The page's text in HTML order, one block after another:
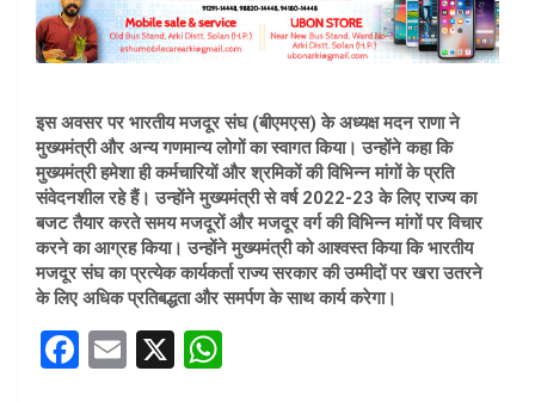
इस अवसर पर भारतीय मजदूर संघ (बीएमएस) के अध्यक्ष मदन राणा ने
मुख्यमंत्री और अन्य गणमान्य लोगों का स्वागत किया। उन्होंने कहा कि
मुख्यमंत्री हमेशा ही कर्मचारियों और श्रमिकों की विभिन्न मांगों के प्रति
संवेदनशील रहे हैं। उन्होंने मुख्यमंत्री से वर्ष 2022-23 के लिए राज्य का
बजट तैयार करते समय मजदूरों और मजदूर वर्ग की विभिन्न मांगों पर विचार
करने का आग्रह किया। उन्होंने मुख्यमंत्री को आश्वस्त किया कि भारतीय
मजदूर संघ का प्रत्येक कार्यकर्ता राज्य सरकार की उम्मीदों पर खरा उतरने
के लिए अधिक प्रतिबद्धता और समर्पण के साथ कार्य करेगा।
F
E
X